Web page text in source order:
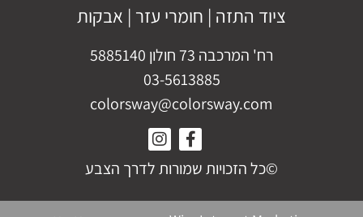
ציוד התזה | חומרי עזר | אבקות
רח' המרכבה 73 חולון 5885140
03-5613885
colorsway@colorsway.com
©כל הזכויות שמורות לדרך הצבע